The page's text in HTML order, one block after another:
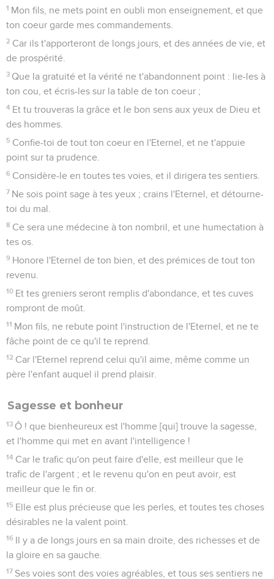
1 Mon fils, ne mets point en oubli mon enseignement, et que
ton coeur garde mes commandements.
2 Car ils t'apporteront de longs jours, et des années de vie, et
de prospérité.
3 Que la gratuité et la vérité ne t'abandonnent point : lie-les à
ton cou, et écris-les sur la table de ton coeur ;
4 Et tu trouveras la grâce et le bon sens aux yeux de Dieu et
des hommes.
5 Confie-toi de tout ton coeur en l'Eternel, et ne t'appuie
point sur ta prudence.
6 Considère-le en toutes tes voies, et il dirigera tes sentiers.
7 Ne sois point sage à tes yeux ; crains l'Eternel, et détourne-
toi du mal.
8 Ce sera une médecine à ton nombril, et une humectation à
tes os.
9 Honore l'Eternel de ton bien, et des prémices de tout ton
revenu.
10 Et tes greniers seront remplis d'abondance, et tes cuves
rompront de moût.
11 Mon fils, ne rebute point l'instruction de l'Eternel, et ne te
fâche point de ce qu'il te reprend.
12 Car l'Eternel reprend celui qu'il aime, même comme un
père l'enfant auquel il prend plaisir.
Sagesse et bonheur
13 Ô ! que bienheureux est l'homme [qui] trouve la sagesse,
et l'homme qui met en avant l'intelligence !
14 Car le trafic qu'on peut faire d'elle, est meilleur que le
trafic de l'argent ; et le revenu qu'on en peut avoir, est
meilleur que le fin or.
15 Elle est plus précieuse que les perles, et toutes tes choses
désirables ne la valent point.
16 Il y a de longs jours en sa main droite, des richesses et de
la gloire en sa gauche.
17 Ses voies sont des voies agréables, et tous ses sentiers ne